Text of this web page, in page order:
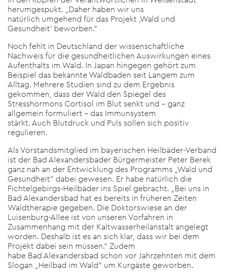
herumgespukt. „Daher haben wir uns
natürlich umgehend für das Projekt ,Wald und
Gesundheit’ beworben.“
Noch fehlt in Deutschland der wissenschaftliche
Nachweis für die gesundheitlichen Auswirkungen eines
Aufenthalts im Wald. In Japan hingegen gehört zum
Beispiel das bekannte Waldbaden seit Langem zum
Alltag. Mehrere Studien sind zu dem Ergebnis
gekommen, dass der Wald den Spiegel des
Stresshormons Cortisol im Blut senkt und – ganz
allgemein formuliert – das Immunsystem
stärkt. Auch Blutdruck und Puls sollen sich positiv
regulieren.
Als Vorstandsmitglied im bayerischen Heilbäder-Verband
ist der Bad Alexandersbader Bürgermeister Peter Berek
ganz nah an der Entwicklung des Programms „Wald und
Gesundheit“ dabei gewesen. Er habe natürlich die
Fichtelgebirgs-Heilbäder ins Spiel gebracht. „Bei uns in
Bad Alexandersbad hat es bereits in früheren Zeiten
Waldtherapie gegeben. Die Doktorswiese an der
Luisenburg-Allee ist von unseren Vorfahren in
Zusammenhang mit der Kaltwasserheilanstalt angelegt
worden. Deshalb ist es an sich klar, dass wir bei dem
Projekt dabei sein müssen.“ Zudem
habe Bad Alexandersbad schon vor Jahrzehnten mit dem
Slogan „Heilbad im Wald“ um Kurgäste geworben.